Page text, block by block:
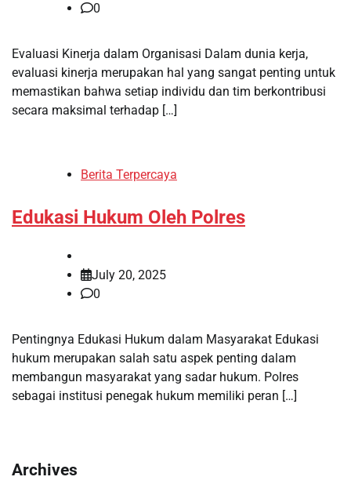
0
Evaluasi Kinerja dalam Organisasi Dalam dunia kerja,
evaluasi kinerja merupakan hal yang sangat penting untuk
memastikan bahwa setiap individu dan tim berkontribusi
secara maksimal terhadap […]
Berita Terpercaya
Edukasi Hukum Oleh Polres
July 20, 2025
0
Pentingnya Edukasi Hukum dalam Masyarakat Edukasi
hukum merupakan salah satu aspek penting dalam
membangun masyarakat yang sadar hukum. Polres
sebagai institusi penegak hukum memiliki peran […]
Archives